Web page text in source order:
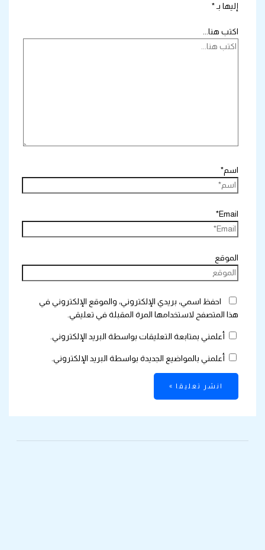
إليها بـ *
اكتب هنا...
اسم*
Email*
الموقع
احفظ اسمي، بريدي الإلكتروني، والموقع الإلكتروني في
هذا المتصفح لاستخدامها المرة المقبلة في تعليقي.
أعلمني بمتابعة التعليقات بواسطة البريد الإلكتروني.
أعلمني بالمواضيع الجديدة بواسطة البريد الإلكتروني.